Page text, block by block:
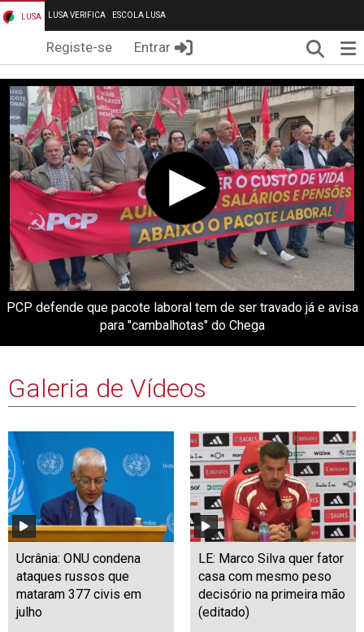
LUSA LUSA VERIFICA ESCOLA LUSA
Registe-se Entrar
PCP defende que pacote laboral tem de ser travado já e avisa
para "cambalhotas" do Chega
Galeria de Vídeos
Ucrânia: ONU condena
ataques russos que
mataram 377 civis em
julho
LE: Marco Silva quer fator
casa com mesmo peso
decisório na primeira mão
(editado)